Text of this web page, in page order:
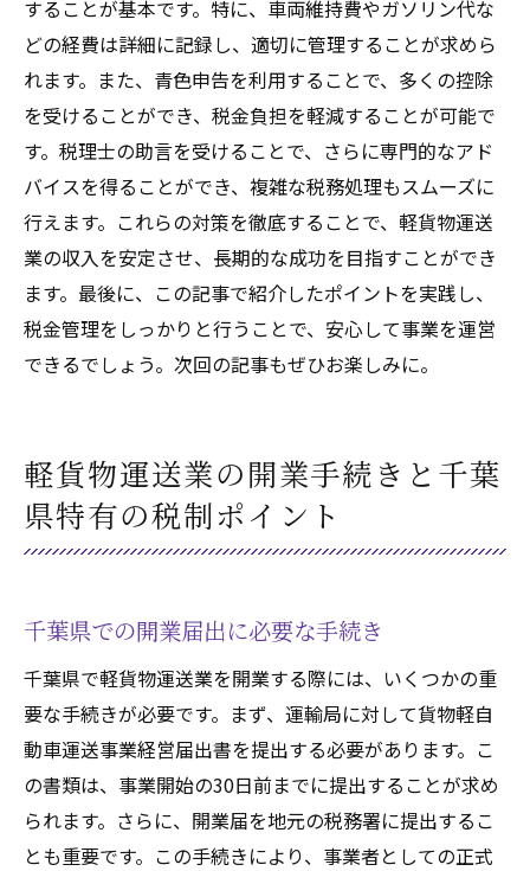
することが基本です。特に、車両維持費やガソリン代な
どの経費は詳細に記録し、適切に管理することが求めら
れます。また、青色申告を利用することで、多くの控除
を受けることができ、税金負担を軽減することが可能で
す。税理士の助言を受けることで、さらに専門的なアド
バイスを得ることができ、複雑な税務処理もスムーズに
行えます。これらの対策を徹底することで、軽貨物運送
業の収入を安定させ、長期的な成功を目指すことができ
ます。最後に、この記事で紹介したポイントを実践し、
税金管理をしっかりと行うことで、安心して事業を運営
できるでしょう。次回の記事もぜひお楽しみに。
軽貨物運送業の開業手続きと千葉
県特有の税制ポイント
千葉県での開業届出に必要な手続き
千葉県で軽貨物運送業を開業する際には、いくつかの重
要な手続きが必要です。まず、運輸局に対して貨物軽自
動車運送事業経営届出書を提出する必要があります。こ
の書類は、事業開始の30日前までに提出することが求め
られます。さらに、開業届を地元の税務署に提出するこ
とも重要です。この手続きにより、事業者としての正式